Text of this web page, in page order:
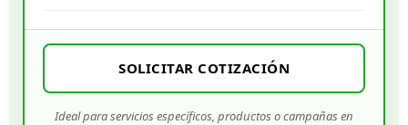
SOLICITAR COTIZACIÓN
Ideal para servicios específicos, productos o campañas en